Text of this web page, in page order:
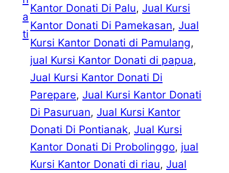
a
ti
Kantor Donati Di Palu, Jual Kursi
Kantor Donati Di Pamekasan, Jual
Kursi Kantor Donati di Pamulang
jual Kursi Kantor Donati di papua
Jual Kursi Kantor Donati Di
Parepare, Jual Kursi Kantor Donati
Di Pasuruan, Jual Kursi Kantor
Donati Di Pontianak, Jual Kursi
Kantor Donati Di Probolinggo, jual
Kursi Kantor Donati di riau, Jual